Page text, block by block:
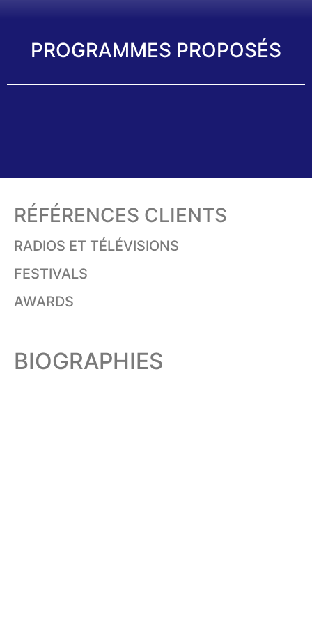
PROGRAMMES PROPOSÉS
RÉFÉRENCES CLIENTS
RADIOS ET TÉLÉVISIONS
FESTIVALS
AWARDS
BIOGRAPHIES